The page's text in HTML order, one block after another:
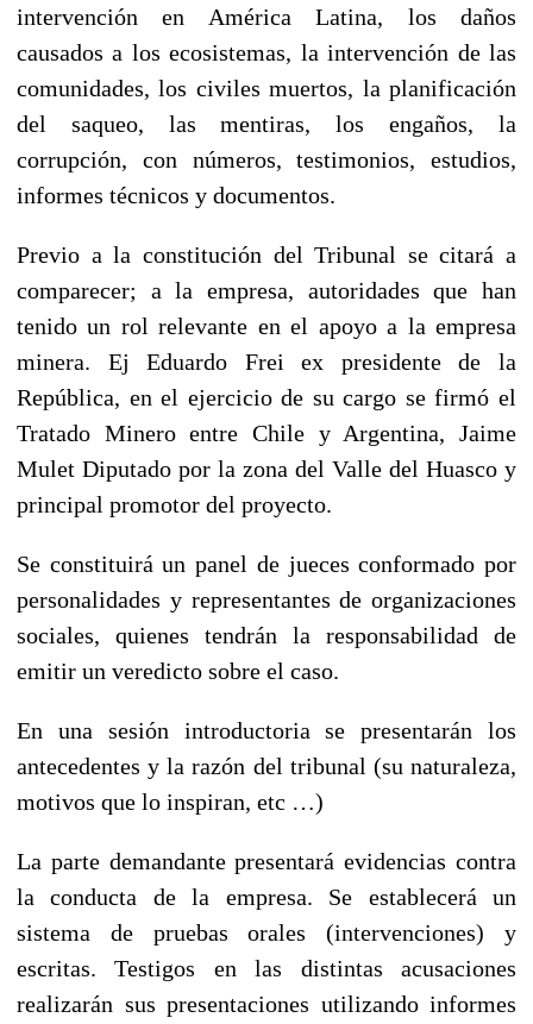
intervención en América Latina, los daños
causados a los ecosistemas, la intervención de las
comunidades, los civiles muertos, la planificación
del saqueo, las mentiras, los engaños, la
corrupción, con números, testimonios, estudios,
informes técnicos y documentos.
Previo a la constitución del Tribunal se citará a
comparecer; a la empresa, autoridades que han
tenido un rol relevante en el apoyo a la empresa
minera. Ej Eduardo Frei ex presidente de la
República, en el ejercicio de su cargo se firmó el
Tratado Minero entre Chile y Argentina, Jaime
Mulet Diputado por la zona del Valle del Huasco y
principal promotor del proyecto.
Se constituirá un panel de jueces conformado por
personalidades y representantes de organizaciones
sociales, quienes tendrán la responsabilidad de
emitir un veredicto sobre el caso.
En una sesión introductoria se presentarán los
antecedentes y la razón del tribunal (su naturaleza,
motivos que lo inspiran, etc …)
La parte demandante presentará evidencias contra
la conducta de la empresa. Se establecerá un
sistema de pruebas orales (intervenciones) y
escritas. Testigos en las distintas acusaciones
realizarán sus presentaciones utilizando informes